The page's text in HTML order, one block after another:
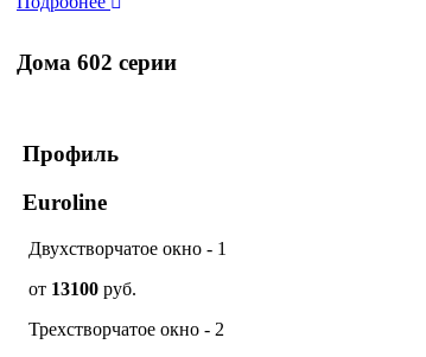
Дома 602 серии
Профиль
Euroline
Двухстворчатое окно - 1
от 13100 руб.
Трехстворчатое окно - 2